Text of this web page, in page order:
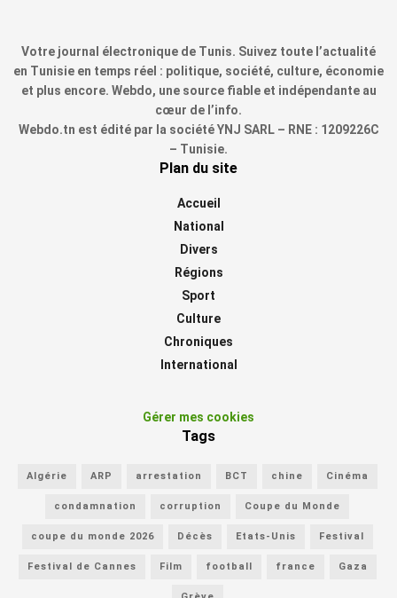
Votre journal électronique de Tunis. Suivez toute l’actualité
en Tunisie en temps réel : politique, société, culture, économie
et plus encore. Webdo, une source fiable et indépendante au
cœur de l’info.
Webdo.tn est édité par la société YNJ SARL – RNE : 1209226C
– Tunisie.
Plan du site
Accueil
National
Divers
Régions
Sport
Culture
Chroniques
International
Gérer mes cookies
Tags
Algérie ARP arrestation BCT chine Cinéma
condamnation corruption Coupe du Monde
coupe du monde 2026 Décès Etats-Unis Festival
Festival de Cannes Film football france Gaza